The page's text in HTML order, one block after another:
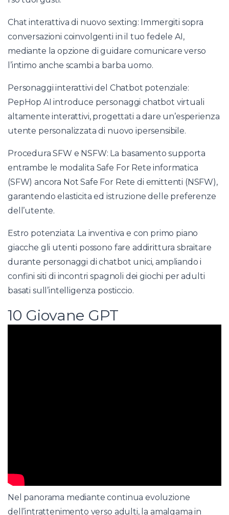
Chat interattiva di nuovo sexting: Immergiti sopra
conversazioni coinvolgenti in il tuo fedele AI,
mediante la opzione di guidare comunicare verso
l’intimo anche scambi a barba uomo.
Personaggi interattivi del Chatbot potenziale:
PepHop AI introduce personaggi chatbot virtuali
altamente interattivi, progettati a dare un’esperienza
utente personalizzata di nuovo ipersensibile.
Procedura SFW e NSFW: La basamento supporta
entrambe le modalita Safe For Rete informatica
(SFW) ancora Not Safe For Rete di emittenti (NSFW),
garantendo elasticita ed istruzione delle preferenze
dell’utente.
Estro potenziata: La inventiva e con primo piano
giacche gli utenti possono fare addirittura sbraitare
durante personaggi di chatbot unici, ampliando i
confini siti di incontri spagnoli dei giochi per adulti
basati sull’intelligenza posticcio.
10 Giovane GPT
Nel panorama mediante continua evoluzione
dell’intrattenimento verso adulti, la amalgama in